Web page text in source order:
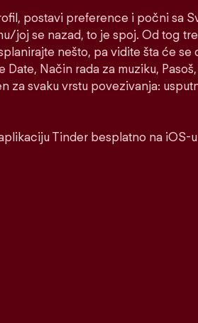
postavi preference i počni sa
joj se nazad, to je spoj. Od tog
nešto, pa vidite šta će se
Date, Način rada za muziku,
za svaku vrstu povezivanja:
Tinder besplatno na iOS-